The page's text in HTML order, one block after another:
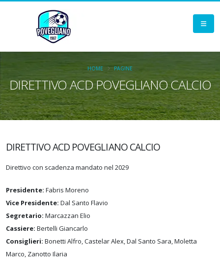
DIRETTIVO ACD POVEGLIANO CALCIO
HOME PAGINE
DIRETTIVO ACD POVEGLIANO CALCIO
Direttivo con scadenza mandato nel 2029
Presidente: Fabris Moreno
Vice Presidente: Dal Santo Flavio
Segretario: Marcazzan Elio
Cassiere: Bertelli Giancarlo
Consiglieri: Bonetti Alfro, Castelar Alex, Dal Santo Sara, Moletta
Marco, Zanotto Ilaria